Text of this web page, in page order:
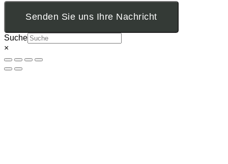
Senden Sie uns Ihre Nachricht
Suche
×